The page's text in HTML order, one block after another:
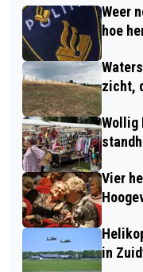
Weer
hoe
zicht,
Wollig
Vier
in